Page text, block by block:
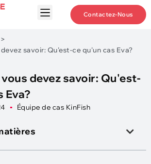
Contactez-Nous
>
savoir: Qu'est-ce qu'un cas Eva?
devez savoir: Qu'est-
Eva?
Équipe de cas KinFish